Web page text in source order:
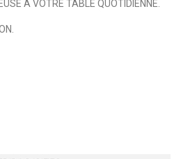
À VOTRE TABLE QUOTIDIENNE.